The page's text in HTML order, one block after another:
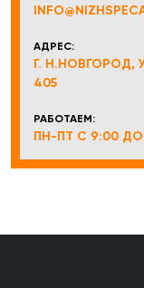
АДРЕС:
Г. Н.НОВГОРОД,
405
РАБОТАЕМ:
ПН-ПТ С 9:00 ДО